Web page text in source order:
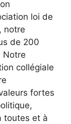
loi de
notre
de 200
Notre
collégiale
fortes
toutes et à